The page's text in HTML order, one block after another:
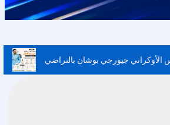
الأوكراني جيورجي بوشان بالتراضي